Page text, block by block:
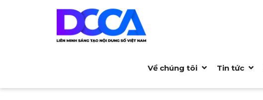
Về chúng tôi Tin tức